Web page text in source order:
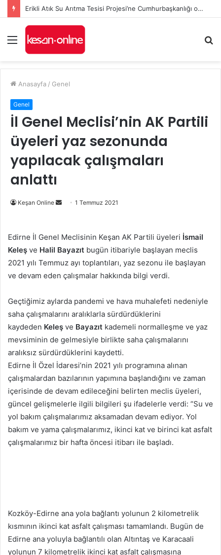
Erikli Atık Su Arıtma Tesisi Projesi’ne Cumhurbaşkanlığı onayı
Menü
...
Anasayfa / Genel
Genel
İl Genel Meclisi’nin AK Partili
üyeleri yaz sezonunda
yapılacak çalışmaları
anlattı
Keşan Online
Bir
göndermek
1 Temmuz 2021
Edirne İl Genel Meclisinin Keşan AK Partili üyeleri İsmail
Keleş ve Halil Bayazıt bugün itibariyle başlayan meclis
2021 yılı Temmuz ayı toplantıları, yaz sezonu ile başlayan
ve devam eden çalışmalar hakkında bilgi verdi.
Geçtiğimiz aylarda pandemi ve hava muhalefeti nedeniyle
saha çalışmalarını aralıklarla sürdürdüklerini
kaydeden Keleş ve Bayazıt kademeli normalleşme ve yaz
mevsiminin de gelmesiyle birlikte saha çalışmalarını
aralıksız sürdürdüklerini kaydetti.
Edirne İl Özel İdaresi’nin 2021 yılı programına alınan
çalışmalardan bazılarının yapımına başlandığını ve zaman
içerisinde de devam edileceğini belirten meclis üyeleri,
güncel gelişmelerle ilgili bilgileri şu ifadelerle verdi: “Su ve
yol bakım çalışmalarımız aksamadan devam ediyor. Yol
bakım ve yama çalışmalarımız, ikinci kat ve birinci kat asfalt
çalışmalarımız bir hafta öncesi itibarı ile başladı.
Kozköy-Edirne ana yola bağlantı yolunun 2 kilometrelik
kısmının ikinci kat asfalt çalışması tamamlandı. Bugün de
Edirne ana yoluyla bağlantılı olan Altıntaş ve Karacaali
yolunun 7 kilometrelik ikinci kat asfalt çalışmasına